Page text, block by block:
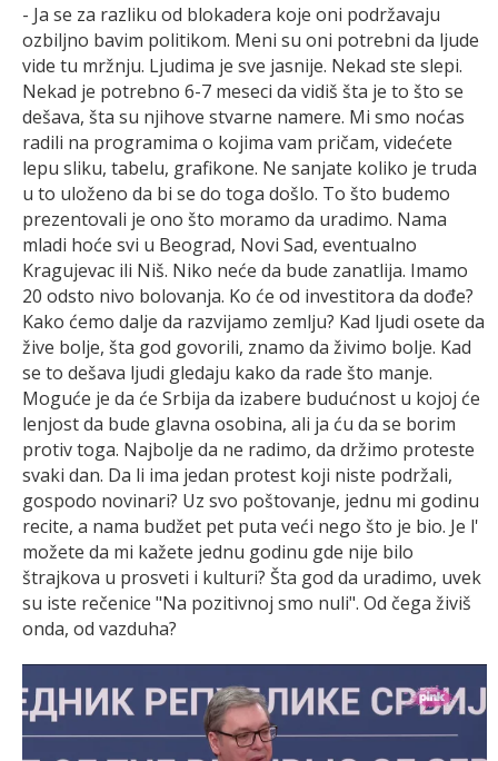
- Ja se za razliku od blokadera koje oni podržavaju
ozbiljno bavim politikom. Meni su oni potrebni da ljude
vide tu mržnju. Ljudima je sve jasnije. Nekad ste slepi.
Nekad je potrebno 6-7 meseci da vidiš šta je to što se
dešava, šta su njihove stvarne namere. Mi smo noćas
radili na programima o kojima vam pričam, videćete
lepu sliku, tabelu, grafikone. Ne sanjate koliko je truda
u to uloženo da bi se do toga došlo. To što budemo
prezentovali je ono što moramo da uradimo. Nama
mladi hoće svi u Beograd, Novi Sad, eventualno
Kragujevac ili Niš. Niko neće da bude zanatlija. Imamo
20 odsto nivo bolovanja. Ko će od investitora da dođe?
Kako ćemo dalje da razvijamo zemlju? Kad ljudi osete da
žive bolje, šta god govorili, znamo da živimo bolje. Kad
se to dešava ljudi gledaju kako da rade što manje.
Moguće je da će Srbija da izabere budućnost u kojoj će
lenjost da bude glavna osobina, ali ja ću da se borim
protiv toga. Najbolje da ne radimo, da držimo proteste
svaki dan. Da li ima jedan protest koji niste podržali,
gospodo novinari? Uz svo poštovanje, jednu mi godinu
recite, a nama budžet pet puta veći nego što je bio. Je l'
možete da mi kažete jednu godinu gde nije bilo
štrajkova u prosveti i kulturi? Šta god da uradimo, uvek
su iste rečenice "Na pozitivnoj smo nuli". Od čega živiš
onda, od vazduha?